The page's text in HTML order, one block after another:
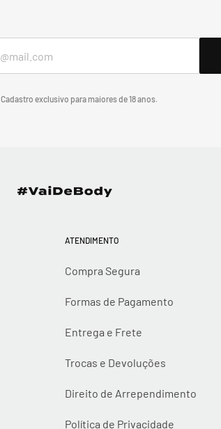
Cadastro exclusivo para maiores de 18 anos.
ATENDIMENTO
Compra Segura
Formas de Pagamento
Entrega e Frete
Trocas e Devoluções
Direito de Arrependimento
Política de Privacidade